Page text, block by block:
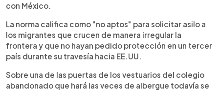
con México.
La norma califica como "no aptos" para solicitar asilo a
los migrantes que crucen de manera irregular la
frontera y que no hayan pedido protección en un tercer
país durante su travesía hacia EE.UU.
Sobre una de las puertas de los vestuarios del colegio
abandonado que hará las veces de albergue todavía se